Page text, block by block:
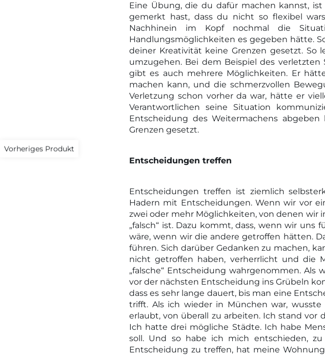
Eine Übung, die du dafür machen kannst,
gemerkt hast, dass du nicht so flexibel
Nachhinein im Kopf nochmal die
Handlungsmöglichkeiten es gegeben hätte.
deiner Kreativität keine Grenzen gesetzt.
umzugehen. Bei dem Beispiel des
gibt es auch mehrere Möglichkeiten. Er
machen kann, und die schmerzvollen
Verletzung schon vorher da war, hätte er
Verantwortlichen seine Situation
Entscheidung des Weitermachens
Grenzen gesetzt.
Entscheidungen treffen
Entscheidungen treffen ist ziemlich
Hadern mit Entscheidungen. Wenn wir vor
zwei oder mehr Möglichkeiten, von denen wir
„falsch“ ist. Dazu kommt, dass, wenn wir
wäre, wenn wir die andere getroffen hätten.
führen. Sich darüber Gedanken zu machen,
nicht getroffen haben, verherrlicht und die
„falsche“ Entscheidung wahrgenommen.
vor der nächsten Entscheidung ins Grübeln
dass es sehr lange dauert, bis man eine
trifft. Als ich wieder in München war,
erlaubt, von überall zu arbeiten. Ich stand
Ich hatte drei mögliche Städte. Ich habe
soll. Und so habe ich mich entschieden,
Entscheidung zu treffen, hat meine
Vorheriges Produkt